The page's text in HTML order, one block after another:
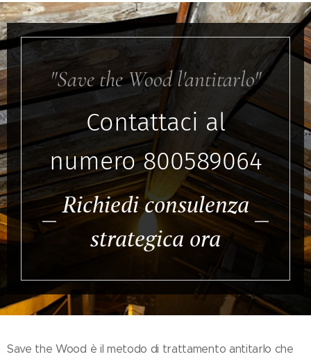
"Save the Wood l'antitarlo"
Contattaci al
numero 800589064
Richiedi consulenza
strategica ora
Save the Wood è il metodo di trattamento antitarlo che